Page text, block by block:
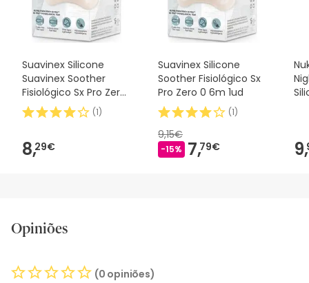
nossos termos e condições
Suavinex Silicone
Suavinex Soother
Fisiológico Sx Pro Zero
2m 1 peça
(1)
8,29€
Suavinex Silicone
Soother Fisiológico Sx
Pro Zero 0 6m 1ud
(1)
9,15€
-15% 7,79€ 9,
Opiniões
(0 opiniões)